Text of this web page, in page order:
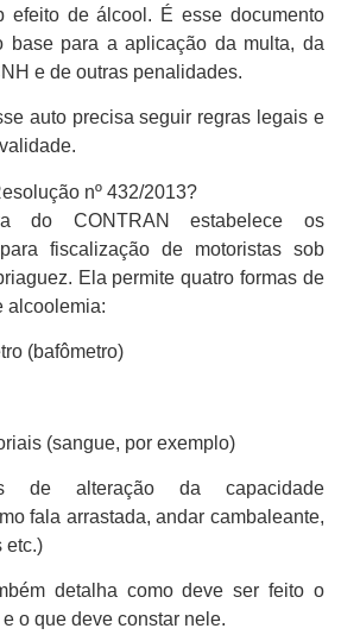
efeito de álcool. É esse documento
base para a aplicação da multa, da
e de outras penalidades.
auto precisa seguir regras legais e
nº 432/2013?
do CONTRAN estabelece os
fiscalização de motoristas sob
Ela permite quatro formas de
alcoolemia:
(bafômetro)
(sangue, por exemplo)
de alteração da capacidade
fala arrastada, andar cambaleante,
etc.)
detalha como deve ser feito o
o que deve constar nele.